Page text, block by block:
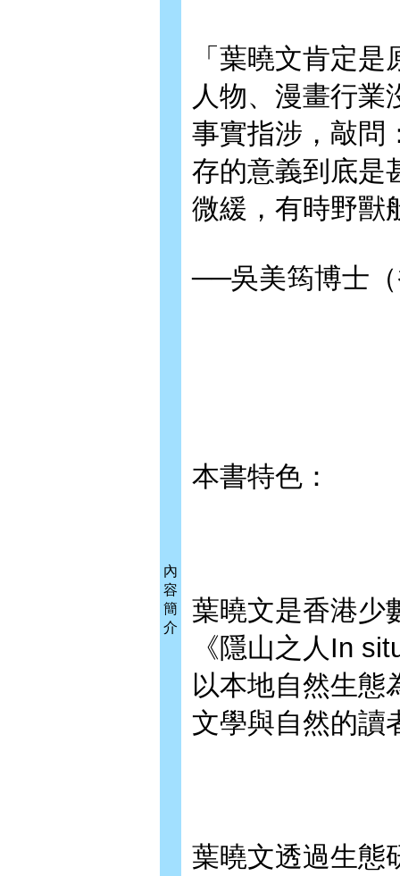
內
容
簡
介
「葉曉文肯定
人物、漫畫行業
事實指涉，敲問
存的意義到底是
微緩，有時野獸
──吳美筠博士
本書特色：
葉曉文是香港少
《隱山之人In
以本地自然生態
文學與自然的讀
葉曉文透過生態